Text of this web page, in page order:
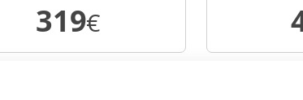
319€